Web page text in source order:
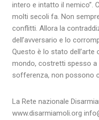
intero e intatto il nemico”.
molti secoli fa. Non
conflitti. Allora la
dell’avversario e lo
Questo è lo stato dell’arte
mondo, costretti spesso a
sofferenza, non possono
La Rete nazionale
www.disarmiamoli.org